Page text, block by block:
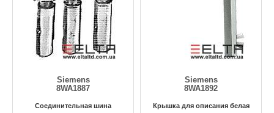
Siemens
8WA1887
Соединительная шина
Siemens
8WA1892
Крышка для описания белая